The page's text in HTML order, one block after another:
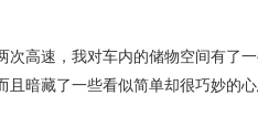
次高速，我对车内的储物空间有了
且暗藏了一些看似简单却很巧妙的